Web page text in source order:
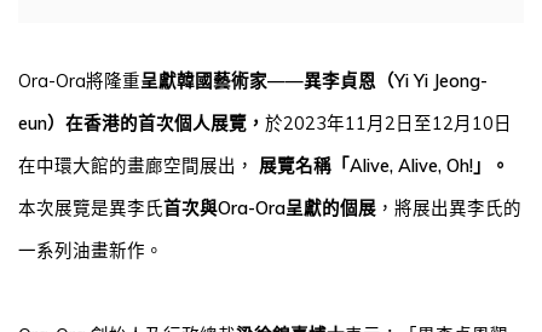
Ora-Ora將隆重呈獻韓國藝術家——異李貞恩（Yi Yi Jeong-
eun）在香港的首次個人展覽， 於2023年11月 2 日至12月 10 日
在中環大館的畫廊空間展出， 展覽名稱「 Alive, Alive, Oh! 」。
本次展覽是異李氏首次與Ora-Ora呈獻的個展 ，將展出異李氏的
一系列油畫新作。